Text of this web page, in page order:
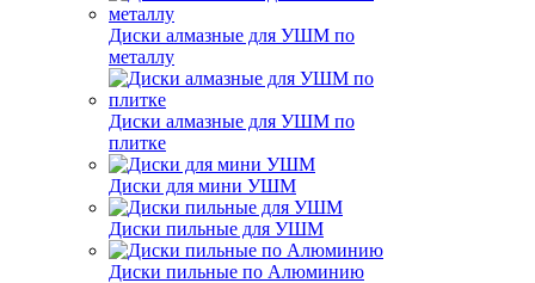
Диски алмазные для УШМ по
металлу
Диски алмазные для УШМ по
плитке
Диски для мини УШМ
Диски пильные для УШМ
Диски пильные по Алюминию